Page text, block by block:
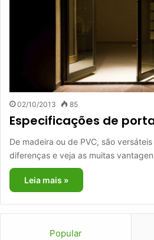
02/10/2013 85
Especificações de
De madeira ou de PVC, são
diferenças e veja as muitas
Leia mais »
Popular